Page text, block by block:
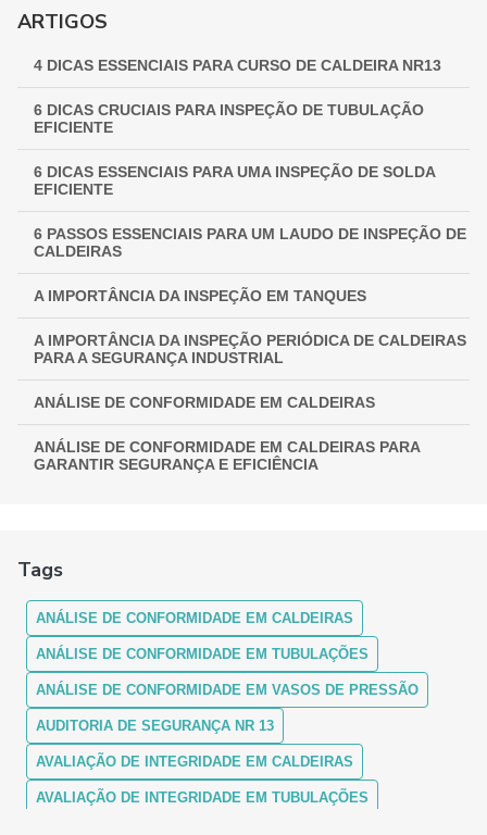
GUIA COMPLETO DE INSPEÇÃO DE VASOS DE PRESSÃO:
GARANTINDO SEGURANÇA E CONFORMIDADE
INSPEÇÃO NR 13: GARANTINDO SEGURANÇA E
CONFORMIDADE EM EQUIPAMENTOS INDUSTRIAIS
ARTIGOS
4 DICAS ESSENCIAIS PARA CURSO DE CALDEIRA NR13
6 DICAS CRUCIAIS PARA INSPEÇÃO DE TUBULAÇÃO
EFICIENTE
6 DICAS ESSENCIAIS PARA UMA INSPEÇÃO DE SOLDA
EFICIENTE
6 PASSOS ESSENCIAIS PARA UM LAUDO DE INSPEÇÃO DE
CALDEIRAS
A IMPORTÂNCIA DA INSPEÇÃO EM TANQUES
A IMPORTÂNCIA DA INSPEÇÃO PERIÓDICA DE CALDEIRAS
PARA A SEGURANÇA INDUSTRIAL
ANÁLISE DE CONFORMIDADE EM CALDEIRAS
ANÁLISE DE CONFORMIDADE EM CALDEIRAS PARA
GARANTIR SEGURANÇA E EFICIÊNCIA
ANÁLISE DE CONFORMIDADE EM CALDEIRAS: COMO
ANÁLISE DE CONFORMIDADE EM CALDEIRAS: ENTENDA A
IMPORTÂNCIA E OS PROCEDIMENTOS
ANÁLISE DE CONFORMIDADE EM CALDEIRAS:
GARANTINDO SEGURANÇA E MÁXIMA EFICIÊNCIA
ANÁLISE DE CONFORMIDADE EM CALDEIRAS: GUIA
COMPLETO
Tags
ANÁLISE DE CONFORMIDADE EM CALDEIRAS
ANÁLISE DE CONFORMIDADE EM TUBULAÇÕES
ANÁLISE DE CONFORMIDADE EM VASOS DE PRESSÃO
AUDITORIA DE SEGURANÇA NR 13
AVALIAÇÃO DE INTEGRIDADE EM CALDEIRAS
AVALIAÇÃO DE INTEGRIDADE EM TUBULAÇÕES